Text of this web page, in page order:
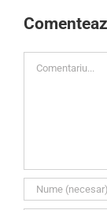
Comment